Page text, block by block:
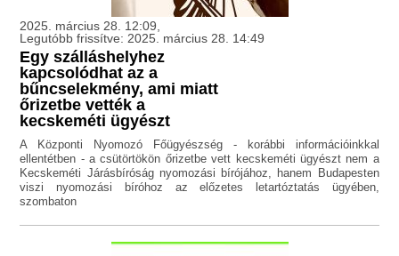
2025. március 28. 12:09,
Legutóbb frissítve: 2025. március 28. 14:49
Egy szálláshelyhez
kapcsolódhat az a
bűncselekmény, ami miatt
őrizetbe vették a
kecskeméti ügyészt
A Központi Nyomozó Főügyészség - korábbi információinkkal
ellentétben - a csütörtökön őrizetbe vett kecskeméti ügyészt nem a
Kecskeméti Járásbíróság nyomozási bírójához, hanem Budapesten
viszi nyomozási bíróhoz az előzetes letartóztatás ügyében,
szombaton